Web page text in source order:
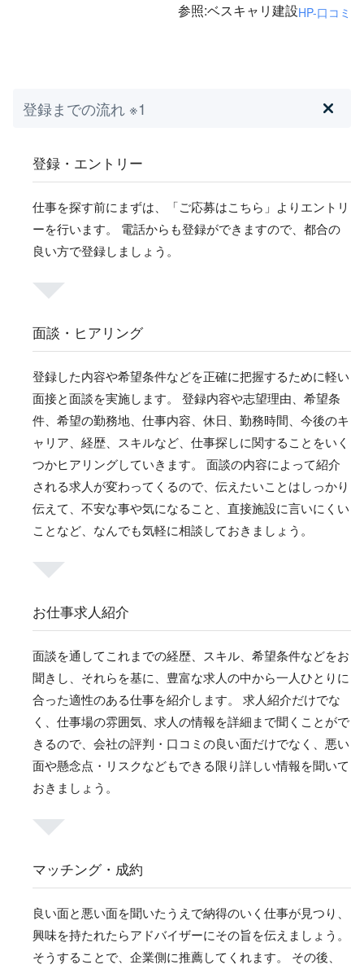
参照:ベスキャリ建設HP-口コミ
登録までの流れ ※1
登録・エントリー
仕事を探す前にまずは、「ご応募はこちら」よりエントリ
ーを行います。 電話からも登録ができますので、都合の
良い方で登録しましょう。
面談・ヒアリング
登録した内容や希望条件などを正確に把握するために軽い
面接と面談を実施します。 登録内容や志望理由、希望条
件、希望の勤務地、仕事内容、休日、勤務時間、今後のキ
ャリア、経歴、スキルなど、仕事探しに関することをいく
つかヒアリングしていきます。 面談の内容によって紹介
される求人が変わってくるので、伝えたいことはしっかり
伝えて、不安な事や気になること、直接施設に言いにくい
ことなど、なんでも気軽に相談しておきましょう。
お仕事求人紹介
面談を通してこれまでの経歴、スキル、希望条件などをお
聞きし、それらを基に、豊富な求人の中から一人ひとりに
合った適性のある仕事を紹介します。 求人紹介だけでな
く、仕事場の雰囲気、求人の情報を詳細まで聞くことがで
きるので、会社の評判・口コミの良い面だけでなく、悪い
面や懸念点・リスクなどもできる限り詳しい情報を聞いて
おきましょう。
マッチング・成約
良い面と悪い面を聞いたうえで納得のいく仕事が見つり、
興味を持たれたらアドバイザーにその旨を伝えましょう。
そうすることで、企業側に推薦してくれます。 その後、